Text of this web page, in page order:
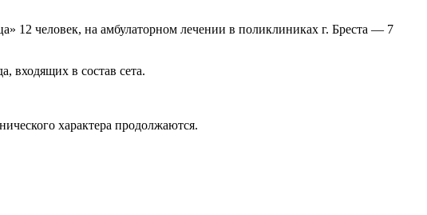
12 человек, на амбулаторном лечении в поликлиниках г. Бреста — 7
входящих в состав сета.
характера продолжаются.